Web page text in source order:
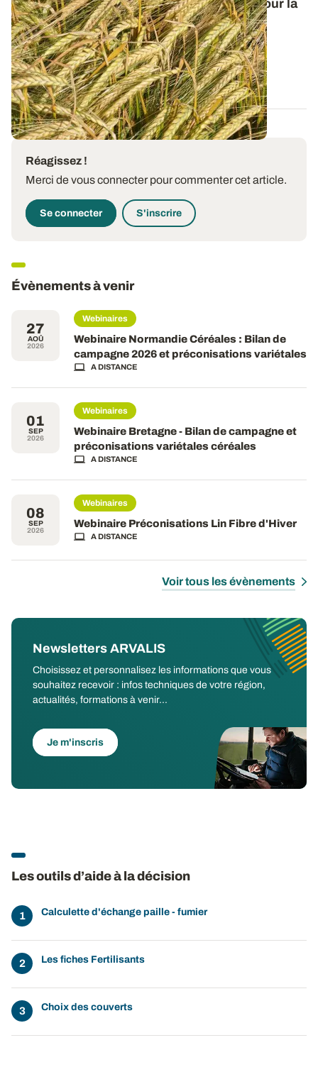
Orge de printemps : nos préconisations pour la
campagne 2026
Retrouvez tous les résultats d’essais de la dernière
campagne et nos préconisations pour...
13 FÉVR. 2026
Réagissez !
Merci de vous connecter pour commenter cet article.
Se connecter S'inscrire
Évènements à venir
27
AOÛ
2026
Webinaires
Webinaire Normandie Céréales : Bilan de
campagne 2026 et préconisations variétales
A DISTANCE
01
SEP
2026
Webinaires
Webinaire Bretagne - Bilan de campagne et
préconisations variétales céréales
A DISTANCE
08
SEP
2026
Webinaires
Webinaire Préconisations Lin Fibre d'Hiver
A DISTANCE
Voir tous les évènements
Newsletters ARVALIS
Choisissez et personnalisez les informations que vous
souhaitez recevoir : infos techniques de votre région,
actualités, formations à venir...
Je m'inscris
Les outils d’aide à la décision
Calculette d'échange paille - fumier
Les fiches Fertilisants
Choix des couverts